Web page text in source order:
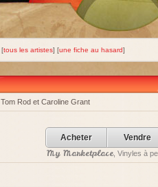
[tous les artistes] [une fiche au hasard]
Tom Rod et Caroline Grant
Acheter Vendre
My Marketplace, Vinyles à